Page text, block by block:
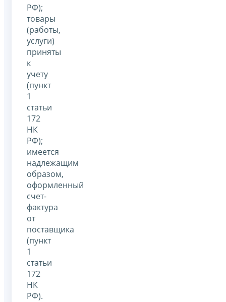
РФ);
товары
(работы,
услуги)
приняты
к
учету
(пункт
1
статьи
172
НК
РФ);
имеется
надлежащим
образом,
оформленный
счет-
фактура
от
поставщика
(пункт
1
статьи
172
НК
РФ).